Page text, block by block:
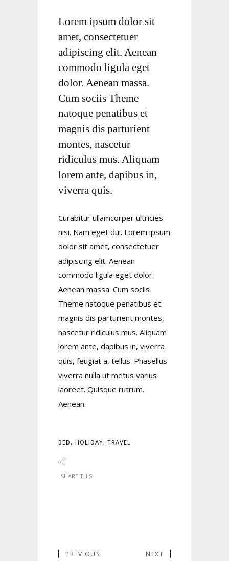
Lorem ipsum dolor sit
amet, consectetuer
adipiscing elit. Aenean
commodo ligula eget
dolor. Aenean massa.
Cum sociis Theme
natoque penatibus et
magnis dis parturient
montes, nascetur
ridiculus mus. Aliquam
lorem ante, dapibus in,
viverra quis.
Curabitur ullamcorper ultricies
nisi. Nam eget dui. Lorem ipsum
dolor sit amet, consectetuer
adipiscing elit. Aenean
commodo ligula eget dolor.
Aenean massa. Cum sociis
Theme natoque penatibus et
magnis dis parturient montes,
nascetur ridiculus mus. Aliquam
lorem ante, dapibus in, viverra
quis, feugiat a, tellus. Phasellus
viverra nulla ut metus varius
laoreet. Quisque rutrum.
Aenean.
BED, HOLIDAY,TRAVEL
SHARE THIS
PREVIOUS NEXT